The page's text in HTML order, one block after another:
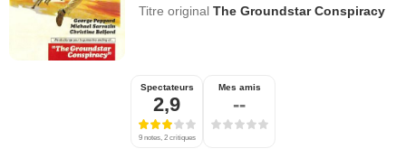
Titre originalThe Groundstar Conspiracy
Spectateurs
2,9
9 notes, 2 critiques
Mes amis
--